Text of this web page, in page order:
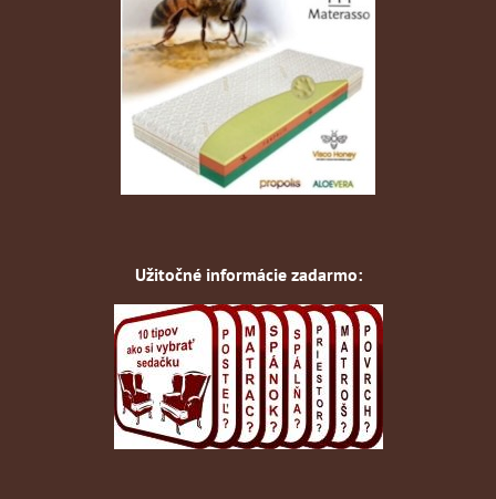
Užitočné informácie zadarmo: